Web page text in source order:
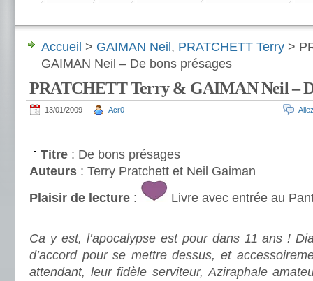
Accueil > GAIMAN Neil , PRATCHETT Terry >
GAIMAN Neil – De bons présages
PRATCHETT Terry & GAIMAN Neil –
13/01/2009 Acr0
Titre : De bons présages
Auteurs : Terry Pratchett et Neil Gaiman
Plaisir de lecture :
Livre avec entrée au
Ca y est, l’apocalypse est pour dans 11 ans !
d’accord pour se mettre dessus, et
attendant, leur fidèle serviteur, Aziraphale